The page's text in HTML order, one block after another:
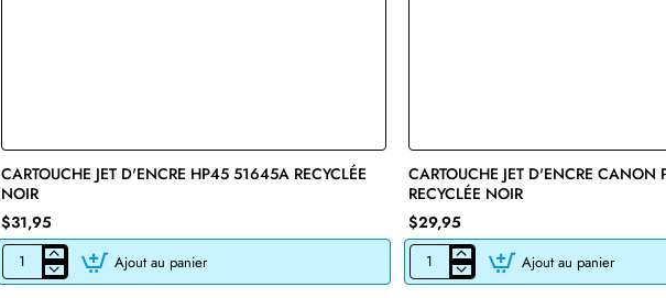
🔥 Bestseller
CARTOUCHE JET D'ENCRE HP45 51645A RECYCLÉE
NOIR
$31,95
CARTOUCHE
JET
Ajout au panier
CARTOUCHE JET D'ENCRE CANON
RECYCLÉE NOIR
$29,95
CARTOUCHE
JET
Ajout au panier